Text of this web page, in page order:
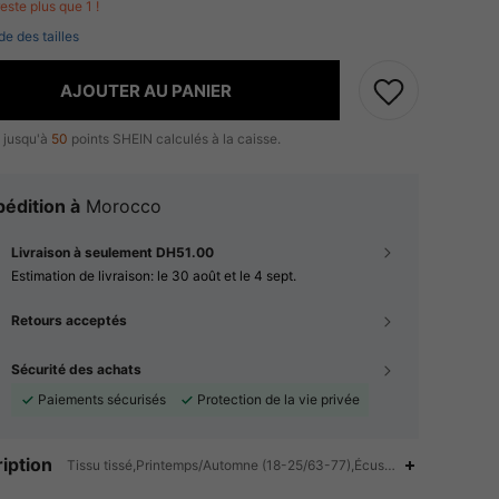
plus que 1 !
des tailles
AJOUTER AU PANIER
jusqu'à 50 points SHEIN calculés à la caisse.
à Morocco
Livraison à seulement DH51.00
Estimation de livraison: le 30 août et le 4 sept.
Retours acceptés
Sécurité des achats
Paiements sécurisés
Protection de la vie privée
Tissu tissé,Printemps/Automne (18-25/63-77),Écussons,Poche